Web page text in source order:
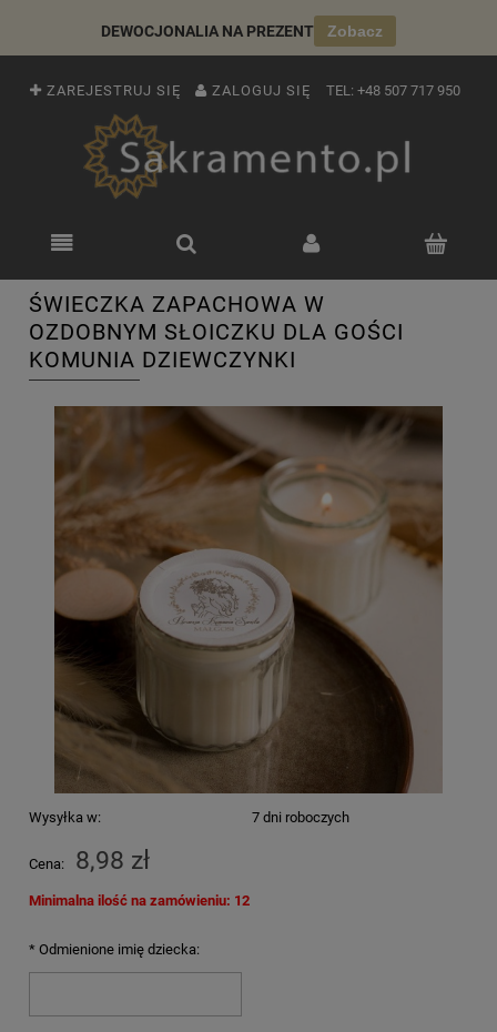
DEWOCJONALIA NA PREZENT Zobacz
ZAREJESTRUJ SIĘ ZALOGUJ SIĘ TEL: +48 507 717 950
ŚWIECZKA ZAPACHOWA W
OZDOBNYM SŁOICZKU DLA GOŚCI
KOMUNIA DZIEWCZYNKI
Wysyłka w: 7 dni roboczych
Cena: 8,98 zł
Minimalna ilość na zamówieniu: 12
* Odmienione imię dziecka: